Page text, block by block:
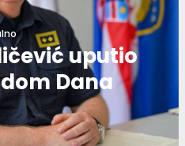
uputio
Dana